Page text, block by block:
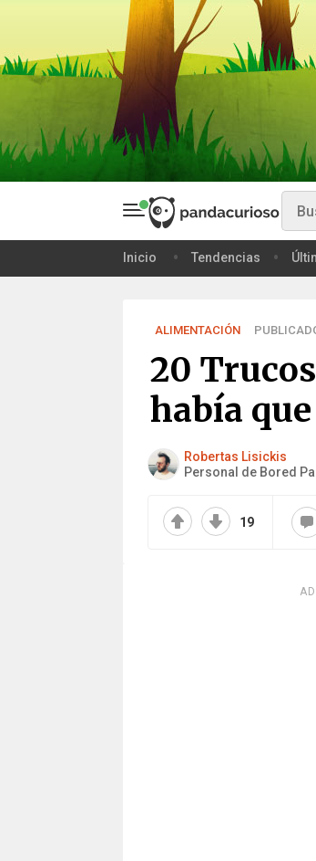
Inicio Tendencias
ALIMENTACIÓN
20
había
Robertas Lisickis
Personal de Bored
19